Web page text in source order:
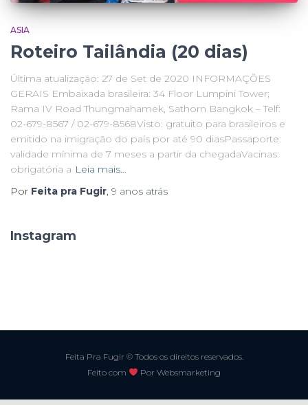
ASIA
Roteiro Tailândia (20 dias)
Última atualização: 27 de Set de 2020 INFORMAÇÕES
GERAIS Embaixada brasileira: 34 Floor Lumpini Tower;
Rama IV Road Thungmahamek, Sathorn Bangkok – Telf:
02-679-8567 / 02-679-8568Visto: gratuito para brasileiros e
emitido na imigração do país por até 90 diasPassaporte:
validade mínima de 7 meses a partir da chegadaVacinas:
obrigatória a Leia mais…
Por Feita pra Fugir, 9 anos atrás
Instagram
Feita Pra Fugir © Todos os direitos reservados.
Feito com
Por Websmarketing